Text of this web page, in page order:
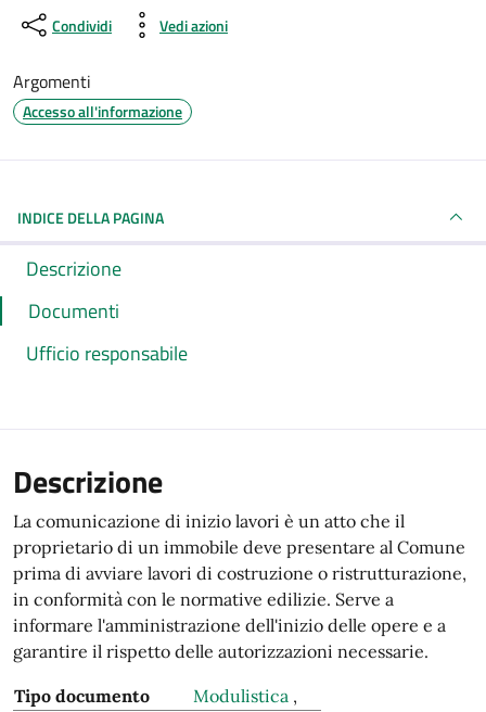
Condividi Vedi azioni
Argomenti
Accesso all'informazione
INDICE DELLA PAGINA
Descrizione
Documenti
Ufficio responsabile
Descrizione
La comunicazione di inizio lavori è un atto che il
proprietario di un immobile deve presentare al Comune
prima di avviare lavori di costruzione o ristrutturazione,
in conformità con le normative edilizie. Serve a
informare l'amministrazione dell'inizio delle opere e a
garantire il rispetto delle autorizzazioni necessarie.
Tipo documento Modulistica ,